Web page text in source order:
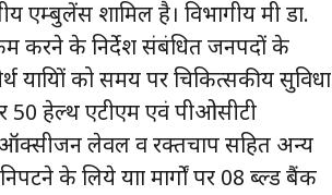
शामिल है। विभागीय मंत्री डा.
कम करने के निर्देश संबंधित जनपदों के
को समय पर चिकित्सकीय सुविधा
50 हेल्थ एटीएम एवं पीओसीटी
ऑक्सीजन लेवल व रक्तचाप सहित अन्य
के लिये यात्रा मार्गों पर 08 ब्ल्ड बैंक